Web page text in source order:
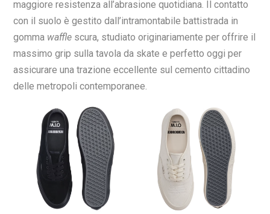
maggiore resistenza all’abrasione quotidiana. Il contatto
con il suolo è gestito dall’intramontabile battistrada in
gomma waffle scura, studiato originariamente per offrire il
massimo grip sulla tavola da skate e perfetto oggi per
assicurare una trazione eccellente sul cemento cittadino
delle metropoli contemporanee.